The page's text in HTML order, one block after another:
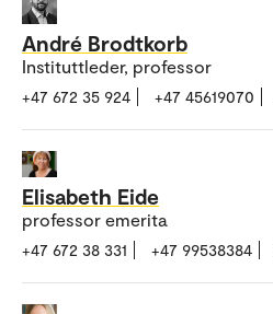
André Brodtkorb
Instituttleder, professor
+47 672 35 924 +47 45619070
Elisabeth Eide
professor emerita
+47 672 38 331 +47 99538384